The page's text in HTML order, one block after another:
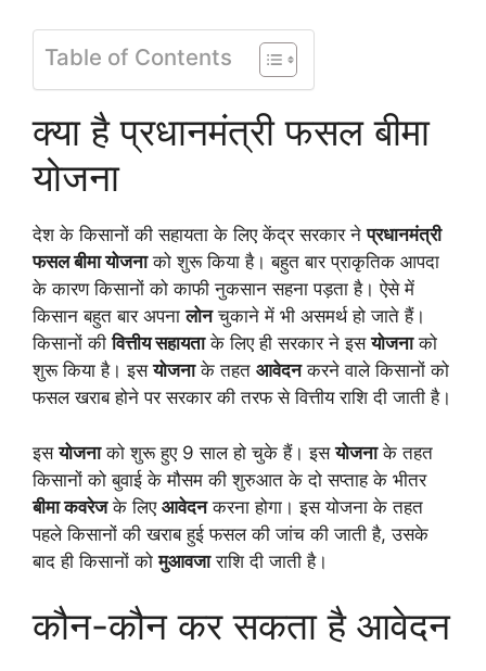
Table of Contents
क्या है प्रधानमंत्री फसल बीमा
योजना
देश के किसानों की सहायता के लिए केंद्र सरकार नेप्रधानमंत्री
फसल बीमा योजनाको शुरू किया है। बहुत बार प्राकृतिक आपदा
के कारण किसानों को काफी नुकसान सहना पड़ता है। ऐसे में
किसान बहुत बार अपनालोनचुकाने में भी असमर्थ हो जाते हैं।
किसानों कीवित्तीय सहायताके लिए ही सरकार ने इसयोजनाको
शुरू किया है। इसयोजनाके तहत आवेदनकरने वाले किसानों को
फसल खराब होने पर सरकार की तरफ से वित्तीय राशि दी जाती है।
इसयोजनाको शुरू हुए 9 साल हो चुके हैं। इसयोजनाके तहत
किसानों को बुवाई के मौसम की शुरुआत के दो सप्ताह के भीतर
बीमा कवरेजके लिए आवेदनकरना होगा। इस योजना के तहत
पहले किसानों की खराब हुई फसल की जांच की जाती है, उसके
बाद ही किसानों कोमुआवजाराशि दी जाती है।
कौन-कौन कर सकता है आवेदन